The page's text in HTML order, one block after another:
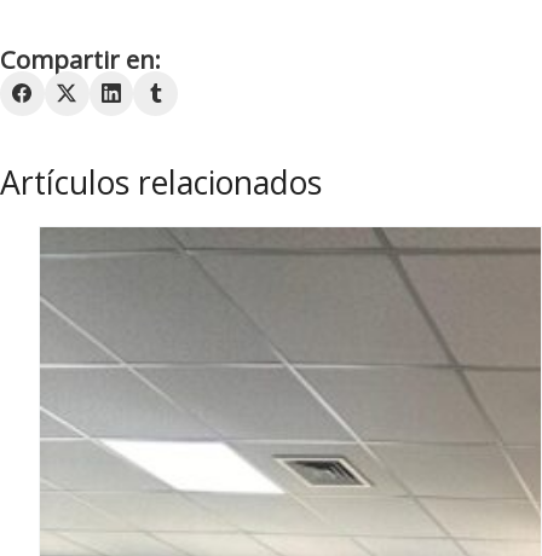
Compartir en:
Artículos relacionados